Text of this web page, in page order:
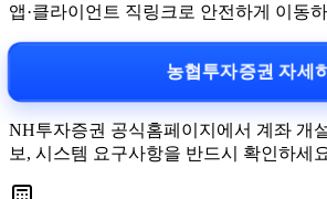
앱·클라이언트 직링크로 안전하게 이동
농협투자증권 자세
NH투자증권 공식홈페이지에서 계좌 개
보, 시스템 요구사항을 반드시 확인하세